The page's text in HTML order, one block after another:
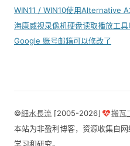
WIN11 / WIN10使用Alternative
海康威视录像机硬盘读取播放工
Google 账号邮箱可以修改了
©細水長流 ⌈2005-2026⌋ 搬瓦
本站为非盈利博客，资源收集自
学习和研究。